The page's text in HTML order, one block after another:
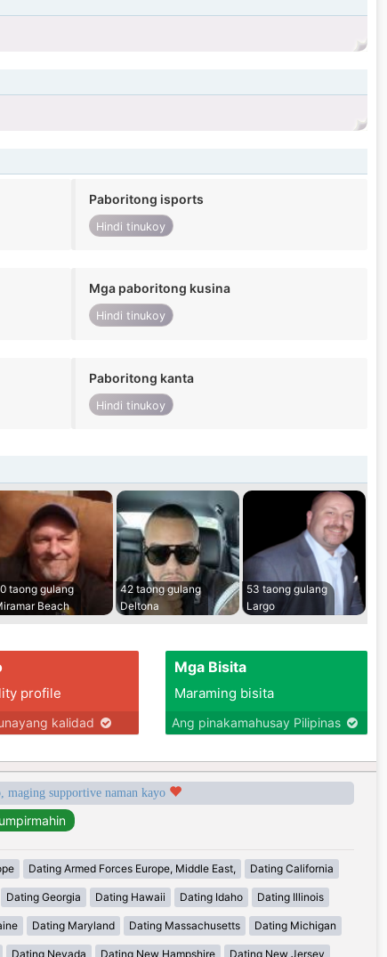
Paboritong isports
Hindi tinukoy
Mga paboritong kusina
Hindi tinukoy
Paboritong kanta
Hindi tinukoy
taong gulang
Beach
42 taong gulang
Deltona
53 taong gulang
Largo
profile
kalidad
Mga Bisita
Maraming bisita
Ang pinakamahusay Pilipinas
maging supportive naman kayo
Dating Armed Forces Europe, Middle East, Dating California
Dating Georgia Dating Hawaii Dating Idaho Dating Illinois
Dating Maryland Dating Massachusetts Dating Michigan
Dating Nevada Dating New Hampshire Dating New Jersey